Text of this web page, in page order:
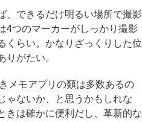
できるだけ明るい場所で撮影
4つのマーカーがしっかり撮影
くらい。かなりざっくりした位
りがたい。
メモアプリの類は多数あるの
ゃないか、と思うかもしれな
きは確かに便利だし、革新的な